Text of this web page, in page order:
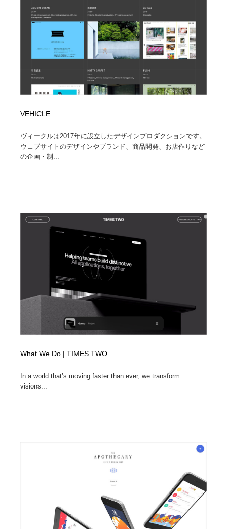
VEHICLE
ヴィークルは2017年に設立したデザインプロダクションです。
ウェブサイトのデザインやブランド、商品開発、お店作りなど
の企画・制...
What We Do | TIMES TWO
In a world that’s moving faster than ever, we transform
visions...